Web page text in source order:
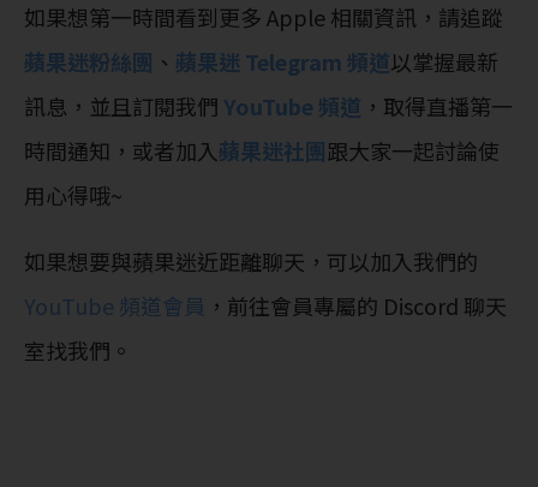
如果想第一時間看到更多 Apple 相關資訊，請追蹤
蘋果迷粉絲團 、 蘋果迷 Telegram 頻道以掌握最新
訊息，並且訂閱我們YouTube 頻道 ，取得直播第一
時間通知，或者加入蘋果迷社團跟大家一起討論使
用心得哦~
如果想要與蘋果迷近距離聊天，可以加入我們的
YouTube 頻道會員 ，前往會員專屬的 Discord 聊天
室找我們。